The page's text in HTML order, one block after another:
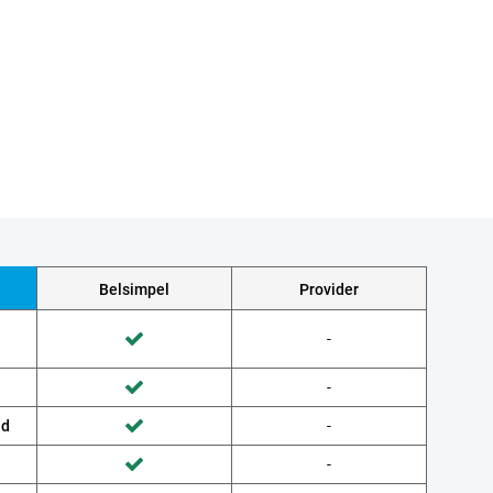
Belsimpel Provider
Wordt gedaan door Belsimpel Wordt niet gedaan door Provider
-
Wordt gedaan door Belsimpel Wordt niet gedaan door Provider
-
Wordt gedaan door Belsimpel Wordt niet gedaan door Provider
-
Wordt gedaan door Belsimpel Wordt niet gedaan door Provider
-